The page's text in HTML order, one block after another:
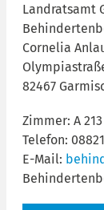
Landratsamt
Cornelia
82467
Zimmer: A 213
Telefon:
E-Mail: